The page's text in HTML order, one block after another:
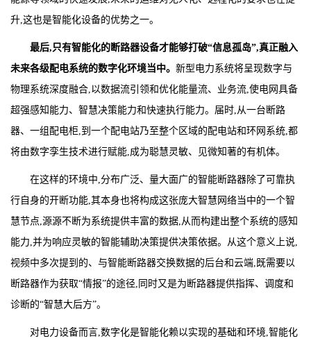
升,这也是智能化设备的优势之一。
最后,只有智能化的断路器设备才能够打破“信息孤岛”,真正融入
未来各级配电系统的数字化环境当中。 新型电力系统将呈现数字与
物理系统深度融合,以数据流引领和优化能量流、业务流,使电网具备
超强感知能力、智慧决策能力和快速执行能力。届时,从一台断路
器、一组配电柜,到一个配电站乃至整个区域的配电站和环网系统,都
将由数字孪生技术进行赋能,成为聪慧灵敏、见微知著的有机体。
在这样的环境中,分布广泛、量大面广的智能断路器除了可靠执
行自身的开断功能,其本身也将构成这张庞大智慧网络当中的一个智
慧节点,源源不断为系统提供丰富的数据,从而构建出整个系统的感知
能力,并为响应灵敏的智能辅助决策提供决策依据。从这个意义上说,
视频中多次提到的、与智能断路器交换数据的后台和云端,既需要以
断路器作为获取“情报”的途径,同时又是为断路器提供指挥、调度和
诊断的“智慧大后方”。
对电力设备而言,数字化是智能化赖以实现的基础和环境,智能化